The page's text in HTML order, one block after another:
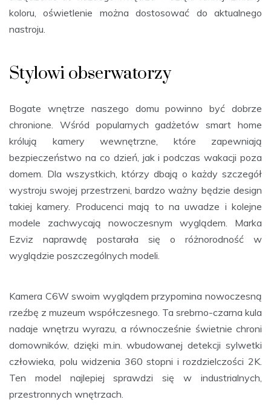
koloru, oświetlenie można dostosować do aktualnego
nastroju.
Stylowi obserwatorzy
Bogate wnętrze naszego domu powinno być dobrze
chronione. Wśród popularnych gadżetów smart home
królują kamery wewnętrzne, które zapewniają
bezpieczeństwo na co dzień, jak i podczas wakacji poza
domem. Dla wszystkich, którzy dbają o każdy szczegół
wystroju swojej przestrzeni, bardzo ważny będzie design
takiej kamery. Producenci mają to na uwadze i kolejne
modele zachwycają nowoczesnym wyglądem. Marka
Ezviz naprawdę postarała się o różnorodność w
wyglądzie poszczególnych modeli.
Kamera C6W swoim wyglądem przypomina nowoczesną
rzeźbę z muzeum współczesnego. Ta srebrno-czarna kula
nadaje wnętrzu wyrazu, a równocześnie świetnie chroni
domowników, dzięki m.in. wbudowanej detekcji sylwetki
człowieka, polu widzenia 360 stopni i rozdzielczości 2K.
Ten model najlepiej sprawdzi się w industrialnych,
przestronnych wnętrzach.